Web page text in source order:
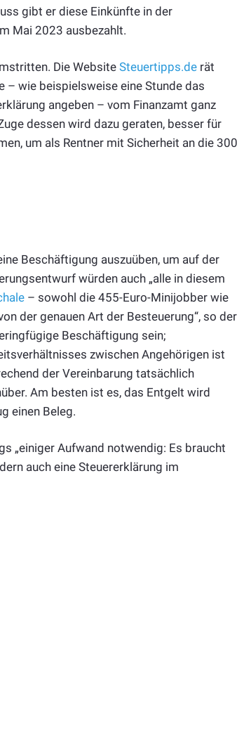
gibt er diese Einkünfte in der
Mai 2023 ausbezahlt.
Die Website Steuertipps.de rät
– wie beispielsweise eine Stunde das
angeben – vom Finanzamt ganz
dessen wird dazu geraten, besser für
um als Rentner mit Sicherheit an die 300
Beschäftigung auszuüben, um auf der
würden auch „alle in diesem
– sowohl die 455-Euro-Minijobber wie
der genauen Art der Besteuerung“, so der
Beschäftigung sein;
zwischen Angehörigen ist
der Vereinbarung tatsächlich
Am besten ist es, das Entgelt wird
einen Beleg.
„einiger Aufwand notwendig: Es braucht
auch eine Steuererklärung im